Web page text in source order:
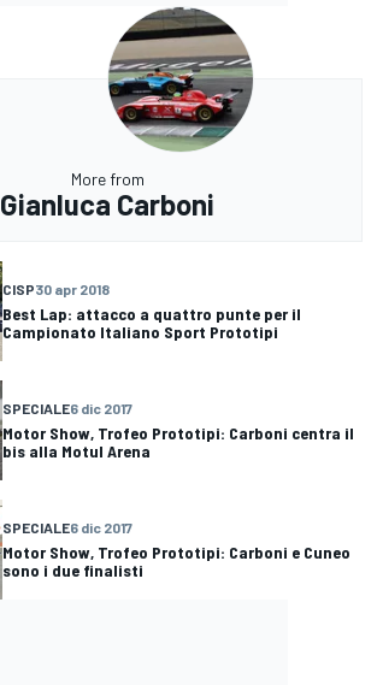
More from
Gianluca Carboni
CISP30 apr 2018
Best Lap: attacco a quattro punte per il
Campionato Italiano Sport Prototipi
SPECIALE6 dic 2017
Motor Show, Trofeo Prototipi: Carboni centra il
bis alla Motul Arena
SPECIALE6 dic 2017
Motor Show, Trofeo Prototipi: Carboni e Cuneo
sono i due finalisti